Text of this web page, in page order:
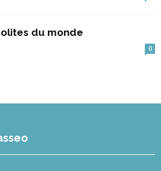
du monde
0